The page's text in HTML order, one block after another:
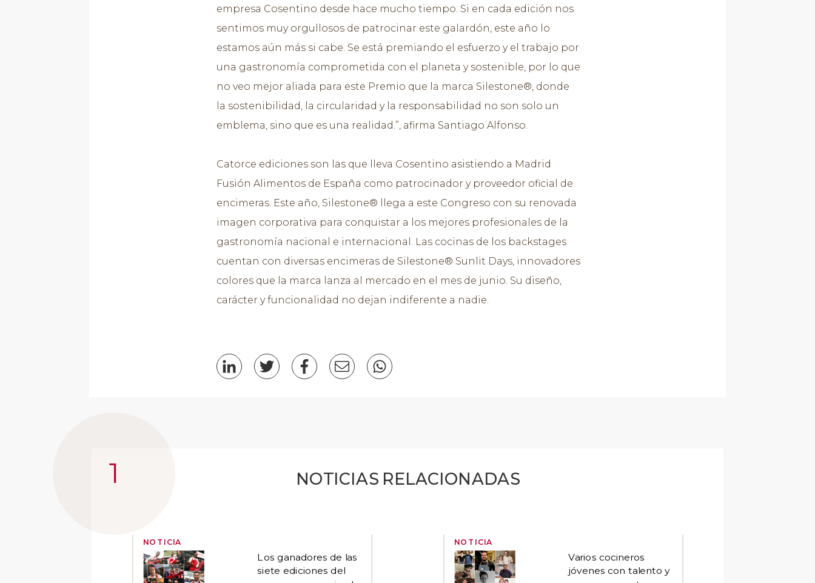
empresa Cosentino desde hace mucho tiempo. Si en cada edición nos
sentimos muy orgullosos de patrocinar este galardón, este año lo
estamos aún más si cabe. Se está premiando el esfuerzo y el trabajo por
una gastronomía comprometida con el planeta y sostenible, por lo que
no veo mejor aliada para este Premio que la marca Silestone®, donde
la sostenibilidad, la circularidad y la responsabilidad no son solo un
emblema, sino que es una realidad.”, afirma Santiago Alfonso.
Catorce ediciones son las que lleva Cosentino asistiendo a Madrid
Fusión Alimentos de España como patrocinador y proveedor oficial de
encimeras. Este año, Silestone® llega a este Congreso con su renovada
imagen corporativa para conquistar a los mejores profesionales de la
gastronomía nacional e internacional. Las cocinas de los backstages
cuentan con diversas encimeras de Silestone® Sunlit Days, innovadores
colores que la marca lanza al mercado en el mes de junio. Su diseño,
carácter y funcionalidad no dejan indiferente a nadie.
NOTICIAS RELACIONADAS
NOTICIA
Los ganadores de las
siete ediciones del
NOTICIA
Varios cocineros
jóvenes con talento y